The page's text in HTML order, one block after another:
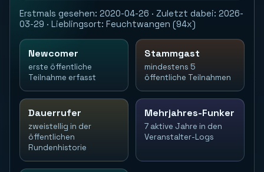
Erstmals gesehen: 2020-04-26 · Zuletzt dabei: 2026-
03-29 · Lieblingsort: Feuchtwangen (94x)
Newcomer
erste öffentliche
Teilnahme erfasst
Stammgast
mindestens 5
öffentliche Teilnahmen
Dauerrufer
zweistellig in der
öffentlichen
Rundenhistorie
Mehrjahres-Funker
7 aktive Jahre in den
Veranstalter-Logs